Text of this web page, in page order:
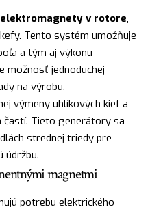
elektromagnety v rotore,
Tento systém umožňuje
a tým aj výkonu
možnosť jednoduchej
na výrobu.
výmeny uhlíkových kief a
častí. Tieto generátory sa
strednej triedy pre
údržbu.
magnetmi
potrebu elektrického